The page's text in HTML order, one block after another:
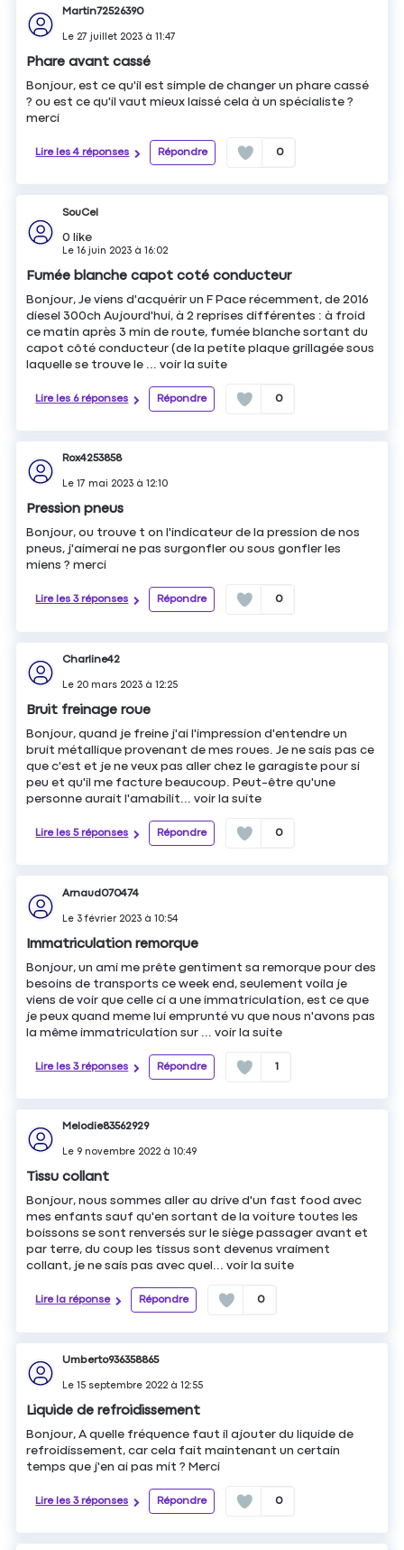
Martin72526390
Le 27 juillet 2023 à11:47
Phare avant cassé
Bonjour, est ce qu'il est simple de changer un phare cassé
? ou est ce qu'il vaut mieux laissé cela à un spécialiste ?
merci
Lire les 4 réponses Répondre 0
SouCel
0 like
Le16 juin 2023 à16:02
Fumée blanche capot coté conducteur
Bonjour, Je viens d'acquérir un F Pace récemment, de 2016
diesel 300ch Aujourd'hui, à 2 reprises différentes : à froid
ce matin après 3 min de route, fumée blanche sortant du
capot côté conducteur (de la petite plaque grillagée sous
laquelle se trouve le ...voir la suite
Lire les 6 réponses Répondre 0
Rox4253858
Le17 mai 2023 à12:10
Pression pneus
Bonjour, ou trouve t on l'indicateur de la pression de nos
pneus, j'aimerai ne pas surgonfler ou sous gonfler les
miens ? merci
Lire les 3 réponses Répondre 0
Charline42
Le 20 mars 2023 à12:25
Bruit freinage roue
Bonjour, quand je freine j'ai l'impression d'entendre un
bruit métallique provenant de mes roues. Je ne sais pas ce
que c'est et je ne veux pas aller chez le garagiste pour si
peu et qu'il me facture beaucoup. Peut-être qu'une
personne aurait l'amabilit...voir la suite
Lire les 5 réponses Répondre 0
Arnaud070474
Le 3 février 2023 à10:54
Immatriculation remorque
Bonjour, un ami me prête gentiment sa remorque pour des
besoins de transports ce week end, seulement voila je
viens de voir que celle ci a une immatriculation, est ce que
je peux quand meme lui emprunté vu que nous n'avons pas
la même immatriculation sur ...voir la suite
Lire les 3 réponses Répondre 1
Melodie83562929
Le 9 novembre 2022 à10:49
Tissu collant
Bonjour, nous sommes aller au drive d'un fast food avec
mes enfants sauf qu'en sortant de la voiture toutes les
boissons se sont renversés sur le siège passager avant et
par terre, du coup les tissus sont devenus vraiment
collant, je ne sais pas avec quel...voir la suite
Lire la réponse Répondre 0
Umberto936358865
Le15 septembre 2022 à12:55
Liquide de refroidissement
Bonjour, A quelle fréquence faut il ajouter du liquide de
refroidissement, car cela fait maintenant un certain
temps que j'en ai pas mit ? Merci
Lire les 3 réponses Répondre 0